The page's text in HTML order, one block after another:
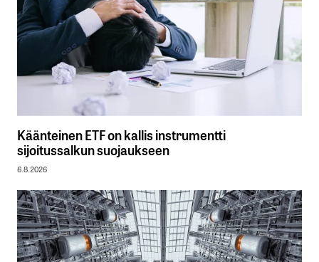
Käänteinen ETF on kallis instrumentti
sijoitussalkun suojaukseen
6.8.2026